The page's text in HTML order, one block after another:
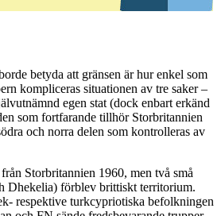
betyda att gränsen är hur enkel som
kompliceras situationen av tre saker –
egen stat (dock enbart erkänd
som fortfarande tillhör Storbritannien
och norra delen som kontrolleras av
Storbritannien 1960, men två små
Dhekelia) förblev brittiskt territorium.
respektive turkcypriotiska befolkningen